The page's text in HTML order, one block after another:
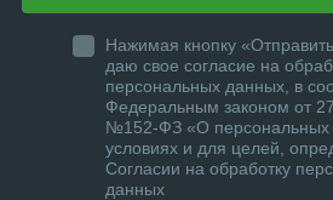
Нажимая кнопку
даю свое согласие на
персональных данных, в
Федеральным законом от
№152-ФЗ «О персональных
условиях и для целей,
Согласии на обработку
данных